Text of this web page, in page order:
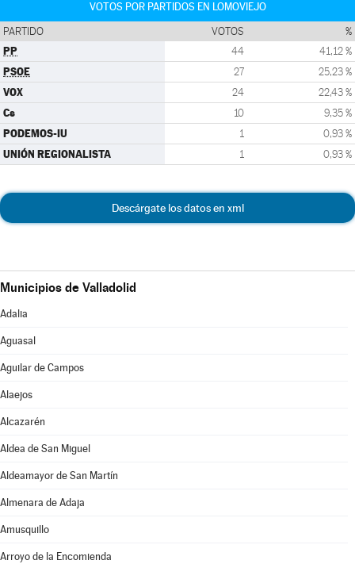
VOTOS POR PARTIDOS EN LOMOVIEJO
PARTIDO VOTOS %
PP 44 41,12 %
PSOE 27 25,23 %
VOX 24 22,43 %
Cs 10 9,35 %
PODEMOS-IU 1 0,93 %
UNIÓN REGIONALISTA 1 0,93 %
Descárgate los datos en xml
Municipios de Valladolid
Adalia
Aguasal
Aguilar de Campos
Alaejos
Alcazarén
Aldea de San Miguel
Aldeamayor de San Martín
Almenara de Adaja
Amusquillo
Arroyo de la Encomienda